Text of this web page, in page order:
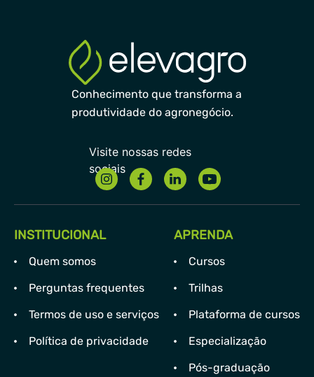
Conhecimento que transforma a
produtividade do agronegócio.
INSTITUCIONAL
Quem somos
Perguntas frequentes
Termos de uso e serviços
Política de privacidade
APRENDA
Cursos
Trilhas
Plataforma de cursos
Especialização
Pós-graduação